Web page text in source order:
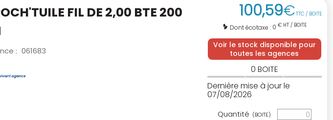
FIL DE 2,00 BTE 200
: 061683
100,59€TTC / BOITE
Dont écotaxe : 0 € HT / BOITE
Voir le stock disponible pour
toutes les agences
0 BOITE
Dernière mise à jour le
07/08/2026
Quantité (BOITE)